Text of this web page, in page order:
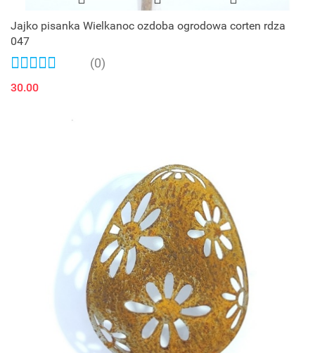
Jajko pisanka Wielkanoc ozdoba ogrodowa corten rdza
047
(0)
30.00